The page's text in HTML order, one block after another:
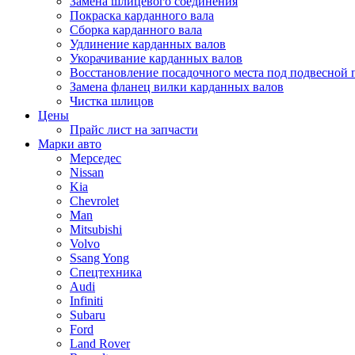
Покраска карданного вала
Сборка карданного вала
Удлинение карданных валов
Укорачивание карданных валов
Восстановление посадочного места под
Замена фланец вилки карданных валов
Чистка шлицов
Цены
Прайс лист на запчасти
Марки авто
Мерседес
Nissan
Kia
Chevrolet
Man
Mitsubishi
Volvo
Ssang Yong
Спецтехника
Audi
Infiniti
Subaru
Ford
Land Rover